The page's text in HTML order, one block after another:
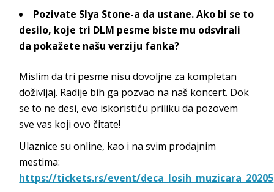
Pozivate Slya Stone-a da ustane. Ako bi se to
desilo, koje tri DLM pesme biste mu odsvirali
da pokažete našu verziju fanka?
Mislim da tri pesme nisu dovoljne za kompletan
doživljaj. Radije bih ga pozvao na naš koncert. Dok
se to ne desi, evo iskoristiću priliku da pozovem
sve vas koji ovo čitate!
Ulaznice su online, kao i na svim prodajnim
mestima:
https://tickets.rs/event/deca_losih_muzicara_20205